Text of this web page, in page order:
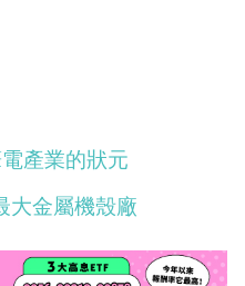
產業的狀元
大金屬機殼廠